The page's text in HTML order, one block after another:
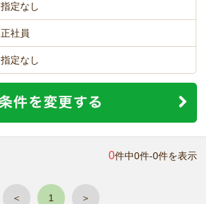
指定なし
正社員
指定なし
0件中0件-0件を表示
＜ 1 ＞